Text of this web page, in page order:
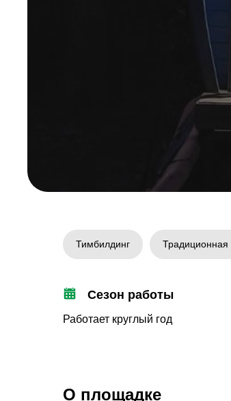
Тимбилдинг Традиционная
Сезон работы
Работает круглый год
О площадке